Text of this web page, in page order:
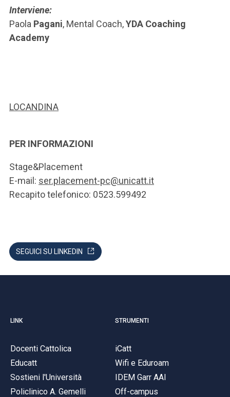
Interviene:
Paola Pagani, Mental Coach,YDA Coaching
Academy
LOCANDINA
PER INFORMAZIONI
Stage&Placement
E-mail: ser.placement-pc@unicatt.it
Recapito telefonico: 0523.599492
SEGUICI SU LINKEDIN
LINK
Docenti Cattolica
Educatt
Sostieni l'Università
Policlinico A. Gemelli
STRUMENTI
iCatt
Wifi e Eduroam
IDEM Garr AAI
Off-campus